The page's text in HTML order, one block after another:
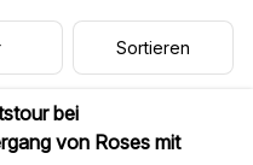
Sortieren
bei
von Roses mit